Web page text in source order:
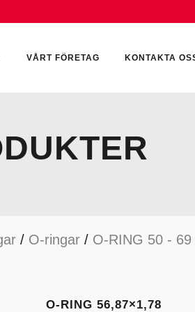
VÅRT FÖRETAG KONTAKTA
/ O-ringar/ O-RING 50 - 69
O-RING 56,87×1,78